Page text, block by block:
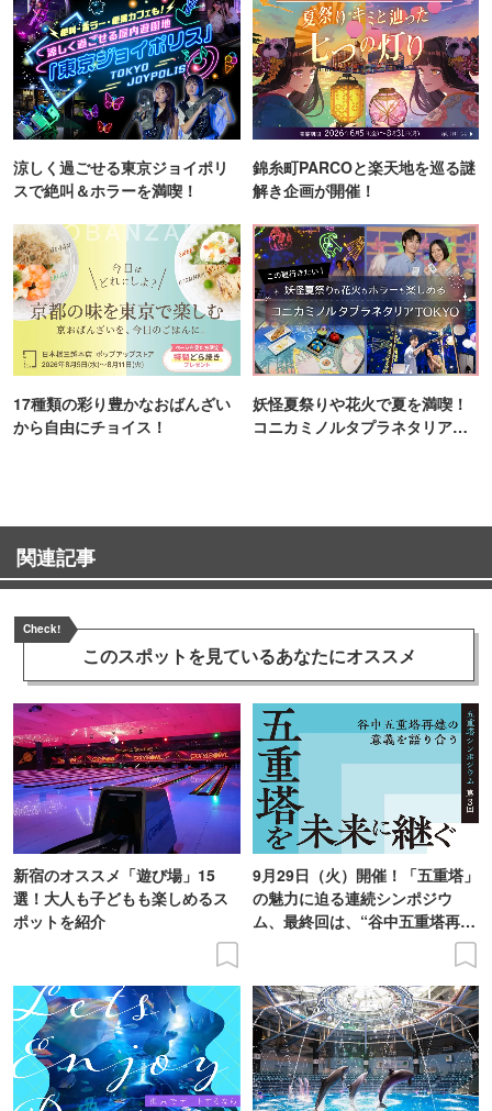
涼しく過ごせる東京ジョイポリ
スで絶叫＆ホラーを満喫！
錦糸町PARCOと楽天地を巡る謎
解き企画が開催！
17種類の彩り豊かなおばんざい
から自由にチョイス！
妖怪夏祭りや花火で夏を満喫！
コニカミノルタプラネタリア
関連記事
Check!
このスポットを見ているあなたにオススメ
新宿のオススメ「遊び場」15
選！大人も子どもも楽しめるス
ポットを紹介
9月29日（火）開催！「五重塔」
の魅力に迫る連続シンポジウ
ム、最終回は、“谷中五重塔再建